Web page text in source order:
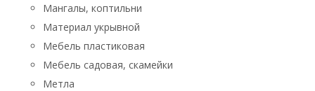
Мангалы, коптильни
Материал укрывной
Мебель пластиковая
Мебель садовая, скамейки
Метла